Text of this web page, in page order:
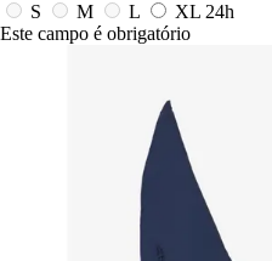
S
M L XL 24h
Este campo é obrigatório